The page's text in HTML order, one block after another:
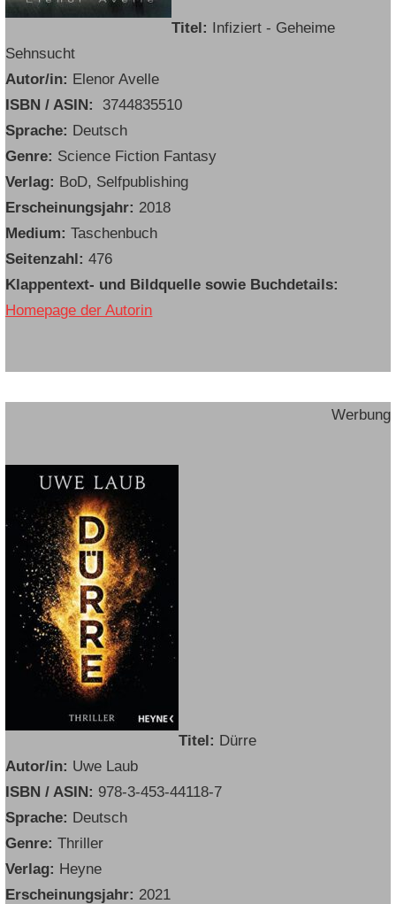
Titel:
Infiziert - Geheime
Sehnsucht
Autor/in: Elenor Avelle
ISBN / ASIN:
3744835510
Sprache: Deutsch
Genre: Science Fiction Fantasy
Verlag: BoD, Selfpublishing
Erscheinungsjahr: 2018
Medium:Taschenbuch
Seitenzahl:476
Klappentext- und Bildquelle sowie Buchdetails:
Homepage der Autorin
Werbung
Titel: Dürre
Autor/in: Uwe Laub
ISBN / ASIN: 978-3-453-44118-7
Sprache: Deutsch
Genre:Thriller
Verlag: Heyne
Erscheinungsjahr: 2021